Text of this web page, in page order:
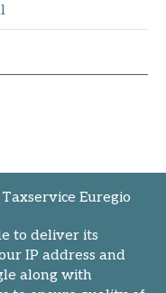
Euregio
to deliver its
IP address and
along with